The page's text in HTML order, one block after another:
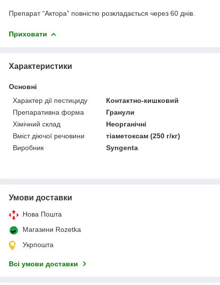
Препарат “Актора” повністю розкладається через 60 днів.
Приховати
Характеристики
Основні
Характер дії пестициду
Контактно-кишковий
Препаративна форма
Гранули
Хімічний склад
Неорганічні
Вміст діючої речовини
тіаметоксам (250 г/кг)
Виробник
Syngenta
Умови доставки
Нова Пошта
Магазини Rozetka
Укрпошта
Всі умови доставки